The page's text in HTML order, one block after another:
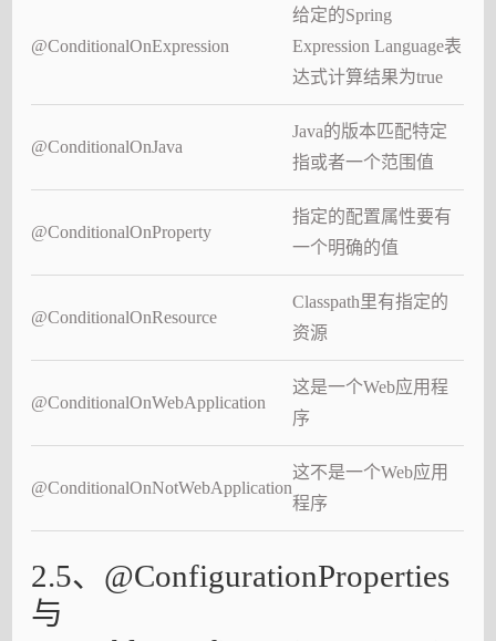
@ConditionalOnExpression
给定的Spring
Expression Language表
达式计算结果为true
@ConditionalOnJava
Java的版本匹配特定
指或者一个范围值
@ConditionalOnProperty
指定的配置属性要有
一个明确的值
@ConditionalOnResource
Classpath里有指定的
资源
@ConditionalOnWebApplication
这是一个Web应用程
序
@ConditionalOnNotWebApplication
这不是一个Web应用
程序
2.5、@ConfigurationProperties
与